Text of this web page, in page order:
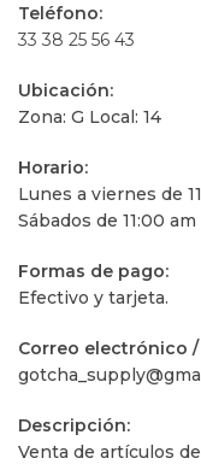
Teléfono:
33 38 25 56 43
Ubicación:
Zona: G Local: 14
Horario:
Lunes a viernes de
Sábados de 11:00
Formas de pago:
Efectivo y tarjeta.
Correo electrónico /
Descripción:
Venta de artículos